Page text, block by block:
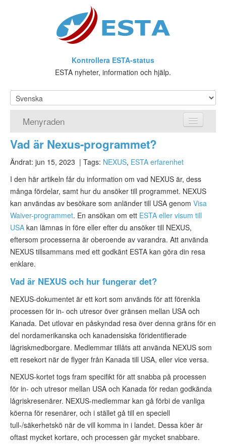
Kontrollera ESTA-status
ESTA nyheter, information och hjälp.
Menyraden
Hemsida
ESTA Ansökan
Vad är ESTA?
ESTA-status
ESTA Artiklar
Kontakta
Vad är Nexus-programmet?
Ändrat: jun 15, 2023 | Tags: NEXUS, ESTA erfarenhet
I den här artikeln får du information om vad NEXUS är, dess
många fördelar, samt hur du ansöker till programmet. NEXUS
kan användas av besökare som anländer till USA genom Visa
Waiver-programmet. En ansökan om ett ESTA eller visum till
USA kan lämnas in före eller efter du ansöker till NEXUS,
eftersom processerna är oberoende av varandra. Att använda
NEXUS tillsammans med ett godkänt ESTA kan göra din resa
enklare.
Vad är NEXUS och hur fungerar det?
NEXUS-dokumentet är ett kort som används för att förenkla
processen för in- och utresor över gränsen mellan USA och
Kanada. Det utlovar en påskyndad resa över denna gräns för en
del nordamerikanska och kanadensiska föridentifierade
lågriskmedborgare. Medlemmar tillåts att använda NEXUS som
ett resekort när de flyger från Kanada till USA, eller vice versa.
NEXUS-kortet togs fram specifikt för att snabba på processen
för in- och utresor mellan USA och Kanada för redan godkända
lågriskresenärer. NEXUS-medlemmar kan gå förbi de vanliga
köerna för resenärer, och i stället gå till en speciell
tull-/säkerhetskö när de vill komma in i landet. Dessa köer är
oftast mycket kortare, och processen går mycket snabbare.